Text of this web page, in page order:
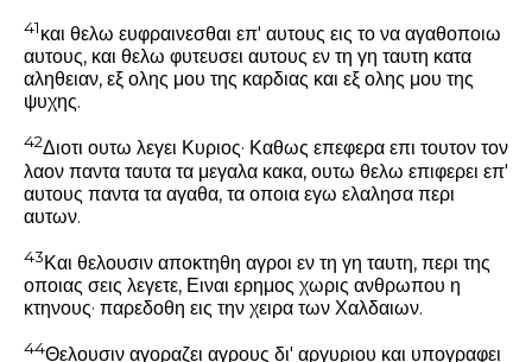
41και θελω ευφραινεσθαι επ' αυτους εις το να αγαθοποιω
αυτους, και θελω φυτευσει αυτους εν τη γη ταυτη κατα
αληθειαν, εξ ολης μου της καρδιας και εξ ολης μου της
ψυχης.
42Διοτι ουτω λεγει Κυριος· Καθως επεφερα επι τουτον τον
λαον παντα ταυτα τα μεγαλα κακα, ουτω θελω επιφερει επ'
αυτους παντα τα αγαθα, τα οποια εγω ελαλησα περι
αυτων.
43Και θελουσιν αποκτηθη αγροι εν τη γη ταυτη, περι της
οποιας σεις λεγετε, Ειναι ερημος χωρις ανθρωπου η
κτηνους· παρεδοθη εις την χειρα των Χαλδαιων.
44Θελουσιν αγοραζει αγρους δι' αργυριου και υπογραφει